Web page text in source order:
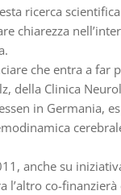
ricerca
chiarezza
che entra a far
della Clinica
in Germania,
anche su
l’altro co-